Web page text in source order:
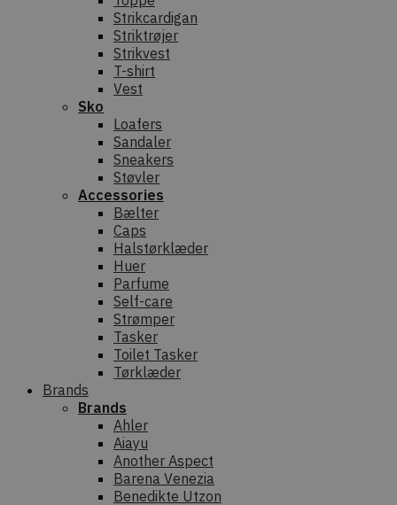
Strikcardigan
Striktrøjer
Strikvest
T-shirt
Vest
Sko
Loafers
Sandaler
Sneakers
Støvler
Accessories
Bælter
Caps
Halstørklæder
Huer
Parfume
Self-care
Strømper
Tasker
Toilet Tasker
Tørklæder
Brands
Brands
Ahler
Aiayu
Another Aspect
Barena Venezia
Benedikte Utzon